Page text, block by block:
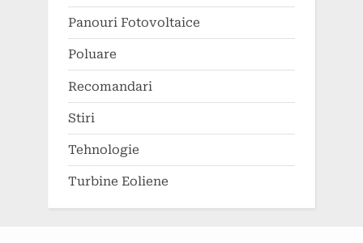
Panouri Fotovoltaice
Poluare
Recomandari
Stiri
Tehnologie
Turbine Eoliene